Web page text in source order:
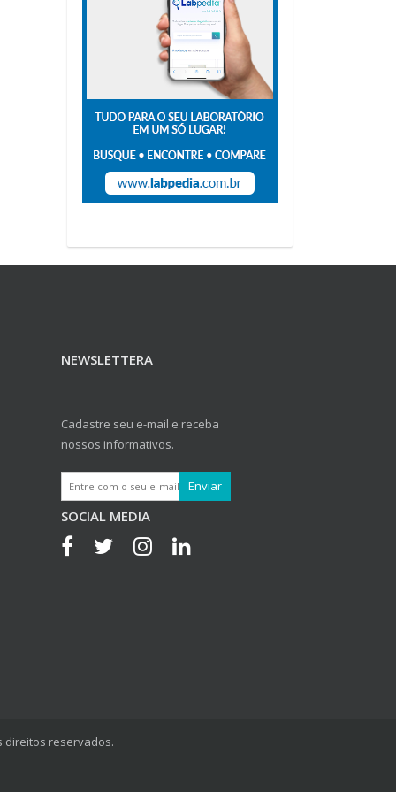
NEWSLETTERA
Cadastre seu e-mail e receba
nossos informativos.
SOCIAL MEDIA
direitos reservados.